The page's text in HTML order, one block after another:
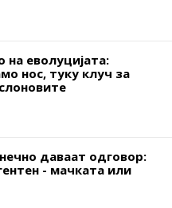
на еволуцијата:
нос, туку клуч за
даваат одговор:
- мачката или